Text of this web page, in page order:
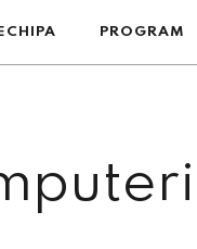
ECHIPA PROGRAM